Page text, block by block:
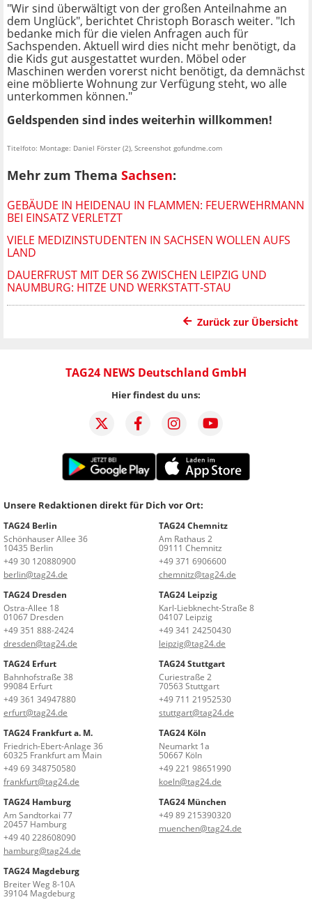
"Wir sind überwältigt von der großen Anteilnahme an
dem Unglück", berichtet Christoph Borasch weiter. "Ich
bedanke mich für die vielen Anfragen auch für
Sachspenden. Aktuell wird dies nicht mehr benötigt, da
die Kids gut ausgestattet wurden. Möbel oder
Maschinen werden vorerst nicht benötigt, da demnächst
eine möblierte Wohnung zur Verfügung steht, wo alle
unterkommen können."
Geldspenden sind indes weiterhin willkommen!
Titelfoto: Montage: Daniel Förster (2), Screenshot gofundme.com
Mehr zum Thema Sachsen:
GEBÄUDE IN HEIDENAU IN FLAMMEN: FEUERWEHRMANN
BEI EINSATZ VERLETZT
VIELE MEDIZINSTUDENTEN IN SACHSEN WOLLEN AUFS
LAND
DAUERFRUST MIT DER S6 ZWISCHEN LEIPZIG UND
NAUMBURG: HITZE UND WERKSTATT-STAU
Zurück zur Übersicht
TAG24 NEWS Deutschland GmbH
Hier findest du uns:
Unsere Redaktionen direkt für Dich vor Ort:
TAG24 Berlin
Schönhauser Allee 36
10435 Berlin
+49 30 120880900
berlin@tag24.de
TAG24 Chemnitz
Am Rathaus 2
09111 Chemnitz
+49 371 6906600
chemnitz@tag24.de
TAG24 Dresden
Ostra-Allee 18
01067 Dresden
+49 351 888-2424
dresden@tag24.de
TAG24 Leipzig
Karl-Liebknecht-Straße 8
04107 Leipzig
+49 341 24250430
leipzig@tag24.de
TAG24 Erfurt
Bahnhofstraße 38
99084 Erfurt
+49 361 34947880
erfurt@tag24.de
TAG24 Stuttgart
Curiestraße 2
70563 Stuttgart
+49 711 21952530
stuttgart@tag24.de
TAG24 Frankfurt a. M.
Friedrich-Ebert-Anlage 36
60325 Frankfurt am Main
+49 69 348750580
frankfurt@tag24.de
TAG24 Köln
Neumarkt 1a
50667 Köln
+49 221 98651990
koeln@tag24.de
TAG24 Hamburg
Am Sandtorkai 77
20457 Hamburg
+49 40 228608090
hamburg@tag24.de
TAG24 München
+49 89 215390320
muenchen@tag24.de
TAG24 Magdeburg
Breiter Weg 8-10A
39104 Magdeburg